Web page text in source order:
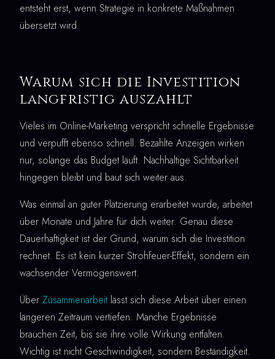
entsteht erst, wenn Strategie in konkrete Maßnahmen
übersetzt wird.
Warum sich die Investition
langfristig auszahlt
Vieles im Online-Marketing verspricht schnelle Ergebnisse
und verpufft ebenso schnell. Bezahlte Anzeigen wirken
nur, solange das Budget läuft. Nachhaltige Sichtbarkeit
hingegen bleibt und baut sich weiter aus.
Was einmal an guter Platzierung erarbeitet wurde, arbeitet
über Monate und Jahre für dich weiter. Genau diese
Dauerhaftigkeit ist der Grund, warum sich die Investition
rechnet. Es ist kein kurzer Strohfeuer-Effekt, sondern ein
wachsender Vermögenswert.
Über Zusammenarbeit lässt sich diese Arbeit über einen
längeren Zeitraum vertiefen. Manche Ergebnisse
brauchen Zeit, bis sie ihre volle Wirkung entfalten.
Wichtig ist nicht Geschwindigkeit, sondern Beständigkeit.